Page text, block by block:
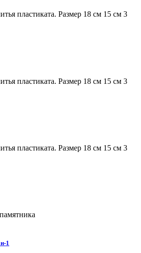
пластиката. Размер 18 см 15 см 3
пластиката. Размер 18 см 15 см 3
пластиката. Размер 18 см 15 см 3
1